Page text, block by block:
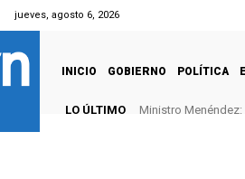
jueves, agosto 6, 2026
INICIO GOBIERNO POLÍTICA
LO ÚLTIMO Ministro